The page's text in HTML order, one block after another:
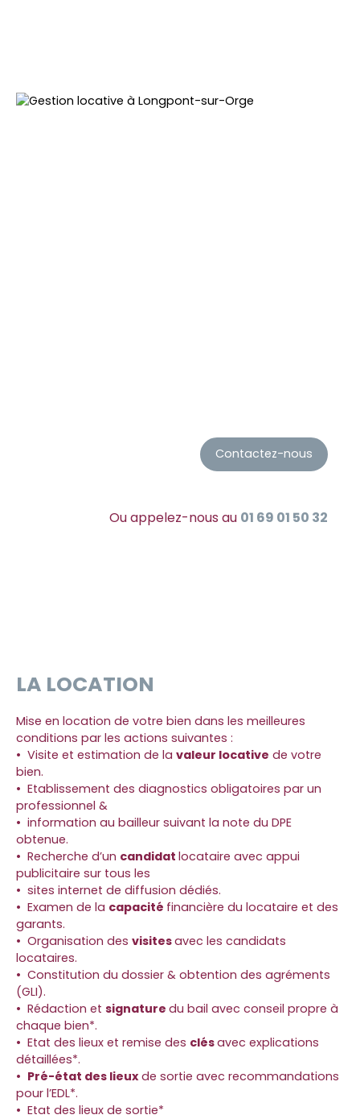
Contactez-nous
Ou appelez-nous au 01 69 01 50 32
LA LOCATION
Mise en location de votre bien dans les meilleures
conditions par les actions suivantes :
Visite et estimation de lavaleur locative de votre
bien.
Etablissement des diagnostics obligatoires par un
professionnel &
information au bailleur suivant la note du DPE
obtenue.
Recherche d’un candidatlocataire avec appui
publicitaire sur tous les
sites internet de diffusion dédiés.
Examen de la capacité financière du locataire et des
garants.
Organisation desvisitesavec les candidats
locataires.
Constitution du dossier & obtention des agréments
(GLI).
Rédaction etsignaturedu bail avec conseil propre à
chaque bien*.
Etat des lieux et remise des clésavec explications
détaillées*.
Pré-état des lieuxde sortie avec recommandations
pour l’EDL*.
Etat des lieux de sortie*